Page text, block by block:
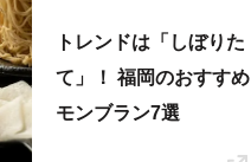
トレンドは「しぼりた
て」！ 福岡のおすすめ
モンブラン7選